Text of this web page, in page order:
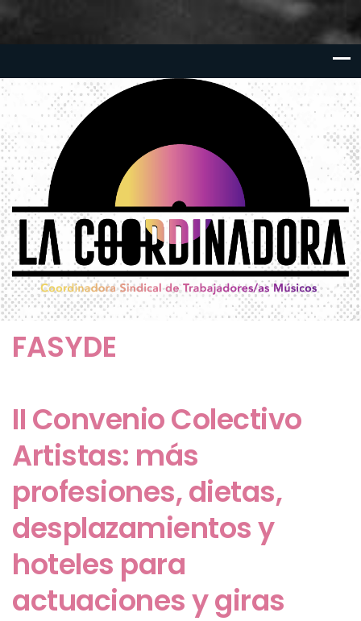
FASYDE
II Convenio Colectivo
Artistas: más
profesiones, dietas,
desplazamientos y
hoteles para
actuaciones y giras